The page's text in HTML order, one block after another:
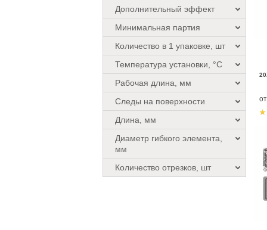
Дополнительный эффект
Минимальная партия
Количество в 1 упаковке, шт
Температура установки, °C
Рабочая длина, мм
Следы на поверхности
Длина, мм
Диаметр гибкого элемента,
мм
Количество отрезков, шт
от